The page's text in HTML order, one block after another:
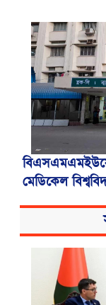
মেডিকেল